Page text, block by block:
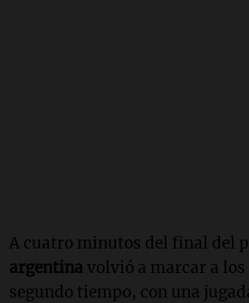
A cuatro minutos del final del
argentina volvió a marcar a
segundo tiempo, con una